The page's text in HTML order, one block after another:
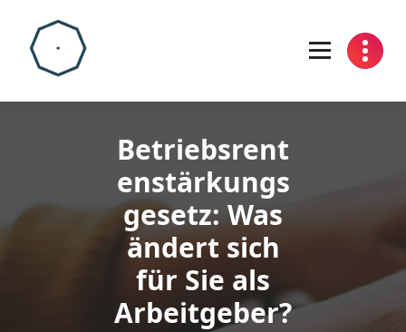
content
Betriebsrent
enstärkungs
gesetz: Was
ändert sich
für Sie als
Arbeitgeber?